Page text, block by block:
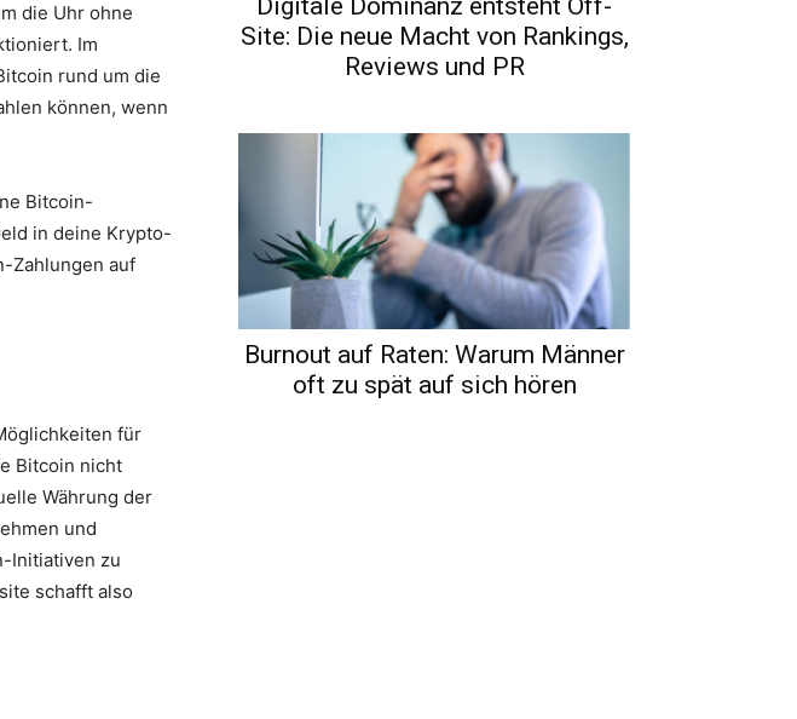
die Uhr ohne
Im
rund um die
können, wenn
Bitcoin-
in deine Krypto-
Zahlungen auf
für
Bitcoin nicht
Währung der
und
Initiativen zu
schafft also
Site: Die neue Macht von Rankings,
Reviews und PR
Burnout auf Raten: Warum Männer
oft zu spät auf sich hören